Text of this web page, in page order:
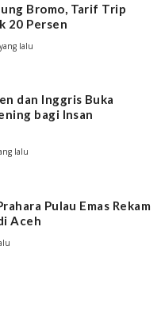
Bromo, Tarif Trip
20 Persen
lalu
dan Inggris Buka
bagi Insan
lalu
Pulau Emas Rekam
Aceh